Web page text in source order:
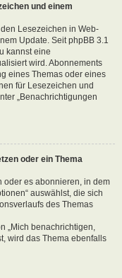
und einem
Lesezeichen in Web-
Update. Seit phpBB 3.1
kannst eine
wird. Abonnements
eines Themas oder eines
für Lesezeichen und
„Benachrichtigungen
oder ein Thema
oder es abonnieren, in dem
auswählst, die sich
des Themas
„Mich benachrichtigen,
wird das Thema ebenfalls